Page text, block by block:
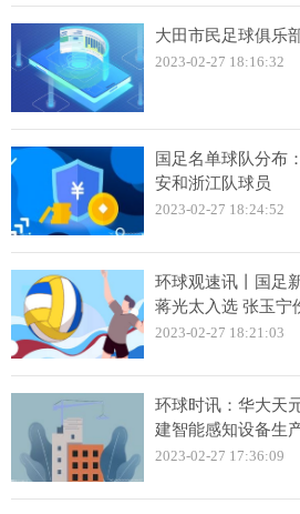
大田市民足球俱乐
2023-02-27 18:16:32
国足名单球队分布
安和浙江队球员
2023-02-27 18:24:52
环球观速讯丨国足
蒋光太入选 张玉宁
2023-02-27 18:21:03
环球时讯：华大天
建智能感知设备生
2023-02-27 17:36:09